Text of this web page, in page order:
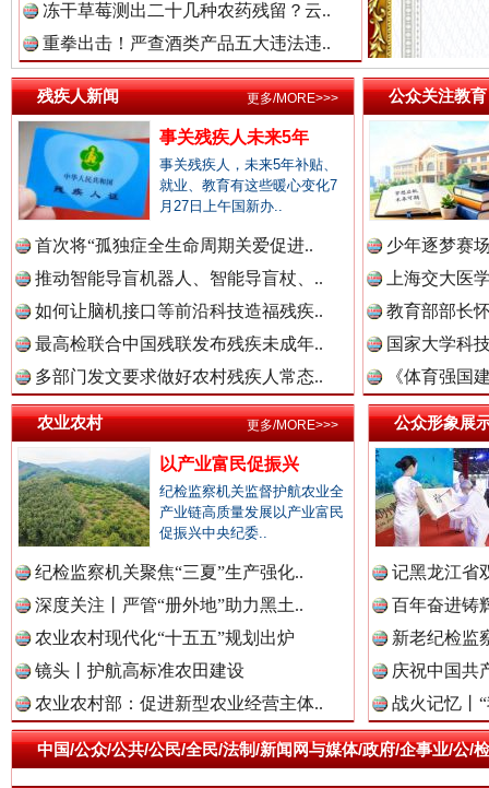
三年瞒报超千万 隐匿收入偷税被查处..
祁连巍巍树丰碑 高回报
冻干草莓测出二十几种农药残留？云..
重拳出击！严查酒类产品五大违法违..
残疾人新闻
事关残疾人未来5年
事关残疾人，未来5年补贴、
就业、教育有这些暖心变化7
月27日上午国新办..
首次将“孤独症全生命周期关爱促进..
推动智能导盲机器人、智能导盲杖、..
如何让脑机接口等前沿科技造福残疾..
最高检联合中国残联发布残疾未成年..
多部门发文要求做好农村残疾人常态..
更多/MORE>>> 公众关注教育
少年逐梦赛
上海交大医
教育部部长
国家大学科
《体育强国
农业农村
以产业富民促振兴
纪检监察机关监督护航农业全
产业链高质量发展以产业富民
促振兴中央纪委..
纪检监察机关聚焦“三夏”生产强化..
深度关注丨严管“册外地”助力黑土..
农业农村现代化“十五五”规划出炉
镜头丨护航高标准农田建设
农业农村部：促进新型农业经营主体..
更多/MORE>>> 公众形象展
记黑龙江省
百年奋进铸
新老纪检监
庆祝中国共
战火记忆丨
中国/公众/公共/公民/全民/法制/新闻网与媒体/政府/企事业/公/